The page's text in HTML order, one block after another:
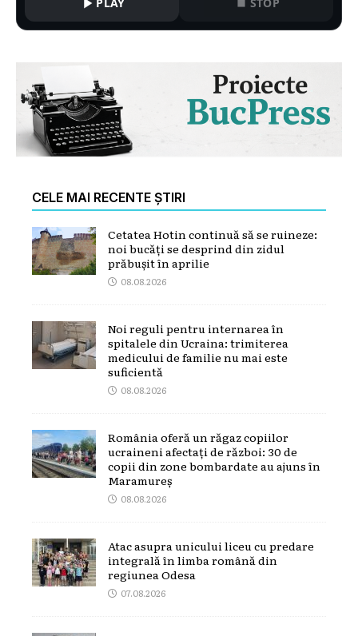
CELE MAI RECENTE ȘTIRI
Cetatea Hotin continuă să se ruineze:
noi bucăți se desprind din zidul
prăbușit în aprilie
08.08.2026
Noi reguli pentru internarea în
spitalele din Ucraina: trimiterea
medicului de familie nu mai este
suficientă
08.08.2026
România oferă un răgaz copiilor
ucraineni afectați de război: 30 de
copii din zone bombardate au ajuns în
Maramureș
08.08.2026
Atac asupra unicului liceu cu predare
integrală în limba română din
regiunea Odesa
07.08.2026